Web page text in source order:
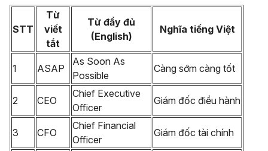
STT
Từ
viết
tắt
Từ đầy đủ
(English)
Nghĩa tiếng Việt
1 ASAP
As Soon As
Possible
Càng sớm càng tốt
2 CEO
Chief Executive
Officer
Giám đốc điều hành
3 CFO
Chief Financial
Officer
Giám đốc tài chính